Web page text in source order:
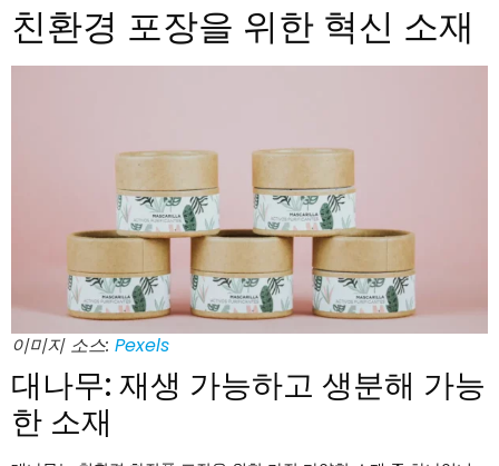
친환경 포장을 위한 혁신 소재
이미지 소스: Pexels
대나무: 재생 가능하고 생분해 가능
한 소재